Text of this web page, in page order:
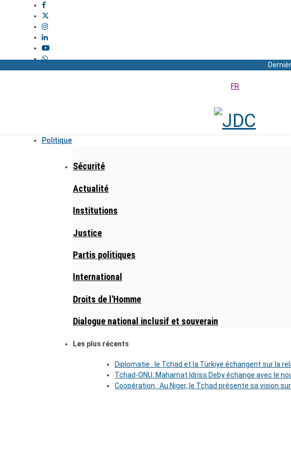
FR
Politique
Sécurité
Actualité
Institutions
Justice
Partis politiques
International
Droits de l'Homme
Dialogue national inclusif et souverain
Les plus récents
Diplomatie : le Tchad et la Türkiye échangent sur la
Tchad-ONU: Mahamat Idriss Deby échange avec le
Coopération : Au Niger, le Tchad présente sa vision